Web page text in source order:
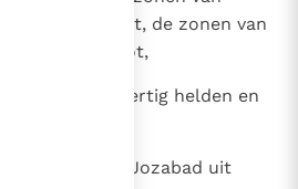
verschijnselen en de
een nieuwe Latijnse uitgave
verliest autonomie
toe
Jeziël en Pelet, de zonen van
Jehu uit Anatot,
een van de dertig helden en
Jochanan en Jozabad uit